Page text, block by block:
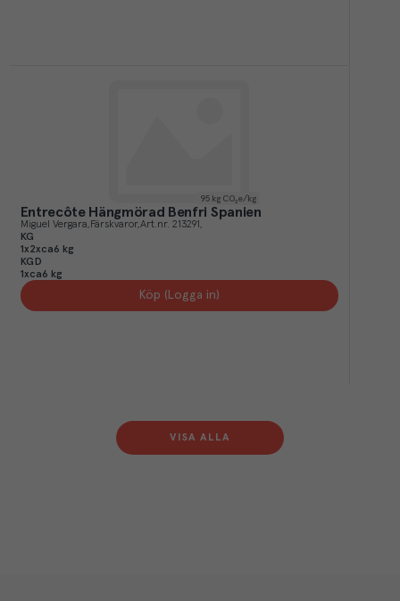
95 kg CO₂e/kg
Entrecôte Hängmörad Benfri Spanien
Miguel Vergara Färskvaror Art.nr. 213291
KG
1x2xca6 kg
KGD
1xca6 kg
Köp (Logga in)
VISA ALLA